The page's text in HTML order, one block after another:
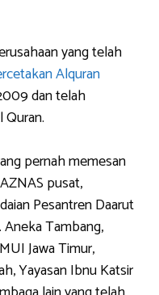
yang telah
Alquran
dan telah
pernah memesan
pusat,
Pesantren Daarut
Tambang,
Jawa Timur,
Yayasan Ibnu Katsir